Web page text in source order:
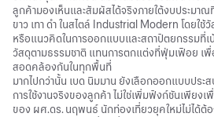
ลูกค้ามองเห็นและสัมผัสได้จริงภายใต้งบประมาณ
ขาว เทา ดำ ในสไตล์ Industrial Modern โดยใช้
หรือแนวคิดในการออกแบบและสถาปัตยกรรมที่เ
วัสดุตามธรรมชาติ แทนการตกแต่งที่ฟุ่มเฟือย เพื่
สอดคล้องกันในทุกพื้นที่
มากไปกว่านั้น เบด นิมมาน ยังเลือกออกแบบปร
การใช้งานจริงของลูกค้า ไม่ใช่เพิ่มฟังก์ชันเพียงเ
ของ ผศ.ดร. นฤพนธ์ นักท่องเที่ยวยุคใหม่ไม่ได้ต้อ